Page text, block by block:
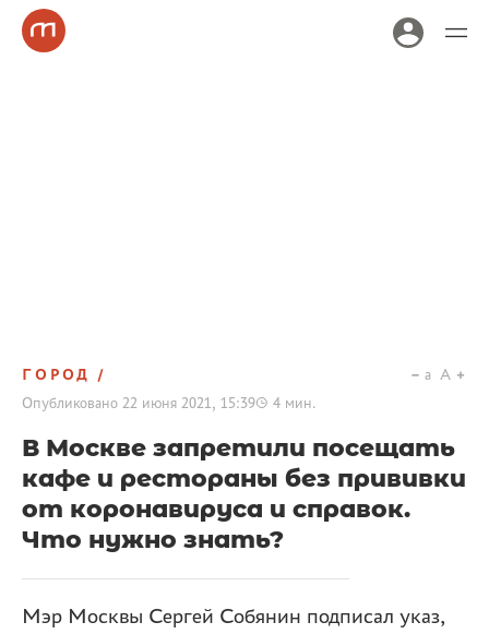
ГОРОД
Опубликовано 22 июня 2021, 15:39 4 мин.
a A
В Москве запретили посещать
кафе и рестораны без прививки
от коронавируса и справок.
Что нужно знать?
Мэр Москвы Сергей Собянин подписал указ,